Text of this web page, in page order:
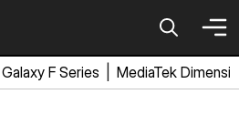
F Series MediaTek